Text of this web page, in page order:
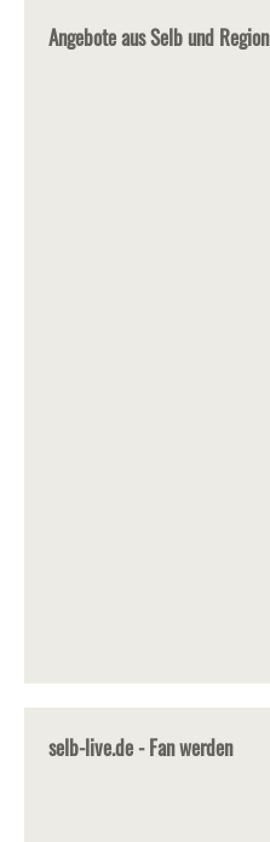
Angebote aus Selb und Region
selb-live.de - Fan werden